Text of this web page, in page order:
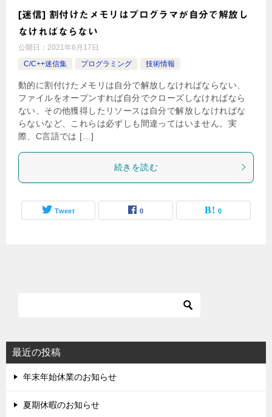
[迷信] 割付けたメモリはプログラマが自分で解放し
なければならない
公開日： 2021年6月17日
C/C++迷信集
プログラミング 技術情報
動的に割付けたメモリは自分で解放しなければならない、
ファイルをオープンすれば自分でクローズしなければなら
ない、その他獲得したリソースは自分で解放しなければな
らないなど、これらは必ずしも間違ってはいません。実
際、C言語では […]
続きを読む
Tweet 0 0
最近の投稿
年末年始休業のお知らせ
夏期休暇のお知らせ